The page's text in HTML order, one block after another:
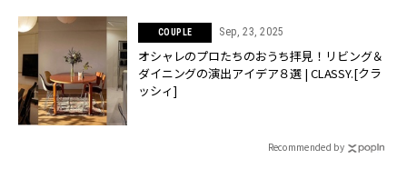
COUPLE Sep, 23, 2025
オシャレのプロたちのおうち拝見！リビング＆
ダイニングの演出アイデア８選 | CLASSY.[クラ
ッシィ]
Recommended by